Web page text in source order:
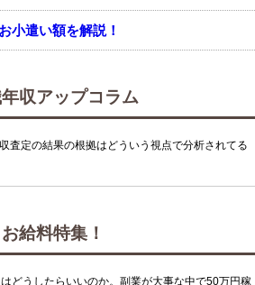
小遣い額を解説！
収アップコラム
査定の結果の根拠はどういう視点で分析されてる
お給料特集！
どうしたらいいのか。副業が大事な中で50万円稼